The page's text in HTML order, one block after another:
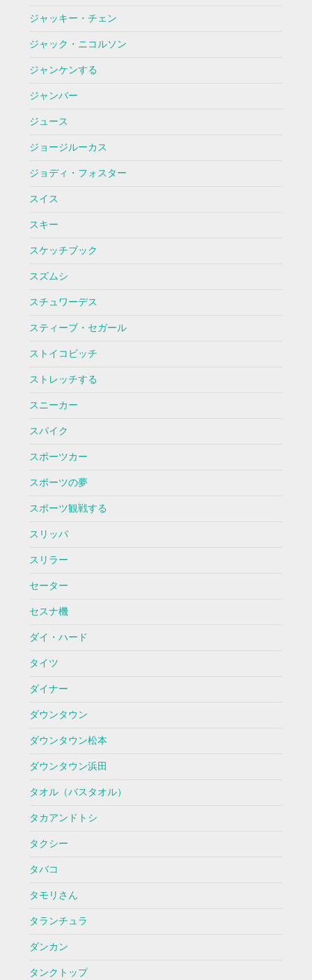
ジャッキー・チェン
ジャック・ニコルソン
ジャンケンする
ジャンバー
ジュース
ジョージルーカス
ジョディ・フォスター
スイス
スキー
スケッチブック
スズムシ
スチュワーデス
スティーブ・セガール
ストイコビッチ
ストレッチする
スニーカー
スパイク
スポーツカー
スポーツの夢
スポーツ観戦する
スリッパ
スリラー
セーター
セスナ機
ダイ・ハード
タイツ
ダイナー
ダウンタウン
ダウンタウン松本
ダウンタウン浜田
タオル（バスタオル）
タカアンドトシ
タクシー
タバコ
タモリさん
タランチュラ
ダンカン
タンクトップ